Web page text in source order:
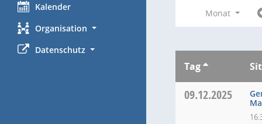
Kalender
Organisation
Datenschutz
Monat
Tag
09.12.2025